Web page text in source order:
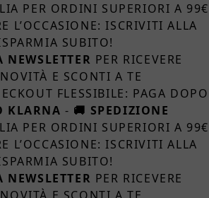
PER ORDINI SUPERIORI A 99€
L’OCCASIONE: ISCRIVITI ALLA
SUBITO!
PER RICEVERE
E SCONTI A TE
FLESSIBILE: PAGA DOPO
KLARNA - 🚚 SPEDIZIONE
PER ORDINI SUPERIORI A 99€
L’OCCASIONE: ISCRIVITI ALLA
SUBITO!
PER RICEVERE